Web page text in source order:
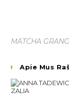
MATCHA
Apie Mus